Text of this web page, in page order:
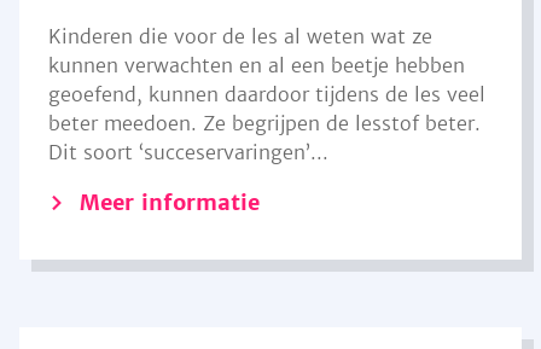
Kinderen die voor de les al weten wat ze
kunnen verwachten en al een beetje hebben
geoefend, kunnen daardoor tijdens de les veel
beter meedoen. Ze begrijpen de lesstof beter.
Dit soort ‘succeservaringen’...
Meer informatie